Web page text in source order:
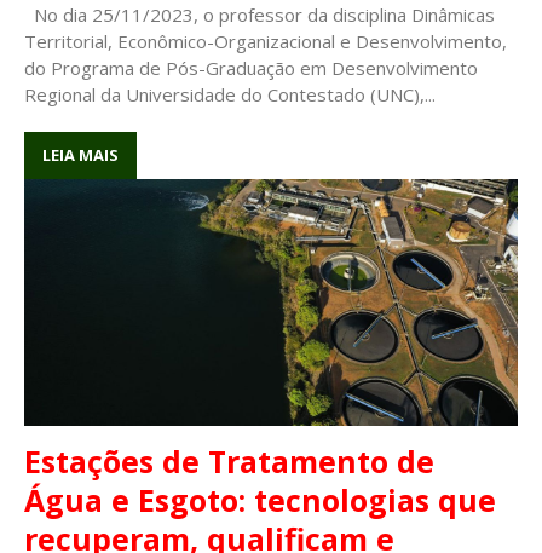
No dia 25/11/2023, o professor da disciplina Dinâmicas
Territorial, Econômico-Organizacional e Desenvolvimento,
do Programa de Pós-Graduação em Desenvolvimento
Regional da Universidade do Contestado (UNC),...
LEIA MAIS
Estações de Tratamento de
Água e Esgoto: tecnologias que
recuperam, qualificam e